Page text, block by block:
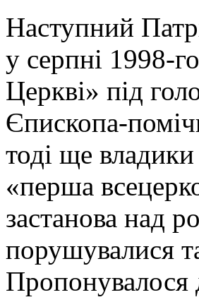
Наступний
у серпні 1998-
Церкві» під
Єпископа-
тоді ще
«перша
застанова над
порушувалися
Пропонувалося